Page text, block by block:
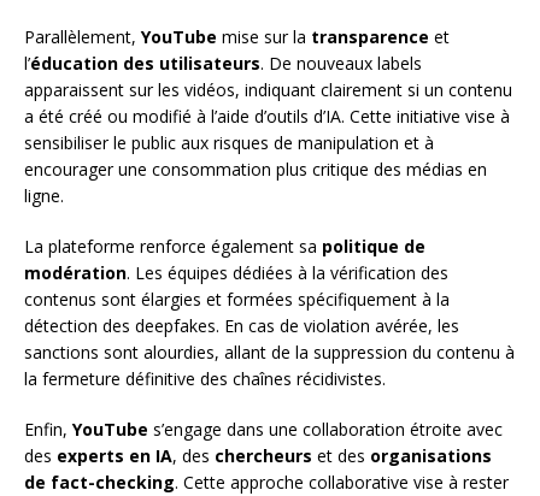
Parallèlement, YouTube mise sur la transparence et
l’éducation des utilisateurs. De nouveaux labels
apparaissent sur les vidéos, indiquant clairement si un contenu
a été créé ou modifié à l’aide d’outils d’IA. Cette initiative vise à
sensibiliser le public aux risques de manipulation et à
encourager une consommation plus critique des médias en
ligne.
La plateforme renforce également sa politique de
modération. Les équipes dédiées à la vérification des
contenus sont élargies et formées spécifiquement à la
détection des deepfakes. En cas de violation avérée, les
sanctions sont alourdies, allant de la suppression du contenu à
la fermeture définitive des chaînes récidivistes.
Enfin, YouTube s’engage dans une collaboration étroite avec
des experts en IA, des chercheurs et des organisations
de fact-checking. Cette approche collaborative vise à rester